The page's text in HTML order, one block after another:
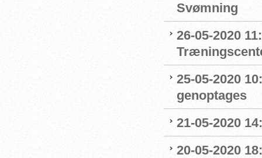
Svømning
26-05-2020
25-05-2020
genoptages
21-05-2020
20-05-2020